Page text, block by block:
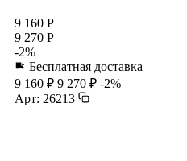
9 160 Р
9 270 Р
-2%
Бесплатная доставка
9 160 ₽ 9 270 ₽ -2%
Арт: 26213